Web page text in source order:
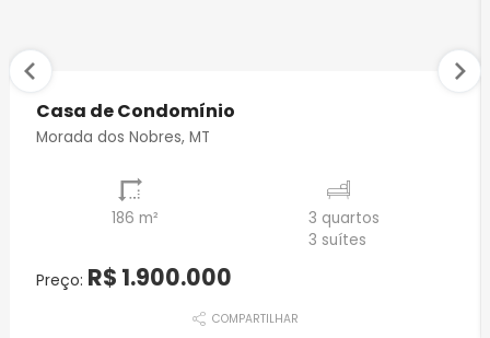
Casa de Condomínio
Morada dos Nobres, MT
186 m²
3 quartos
3 suítes
Preço: R$ 1.900.000
COMPARTILHAR